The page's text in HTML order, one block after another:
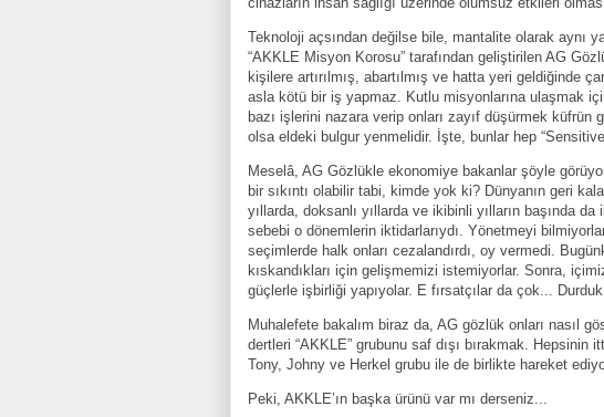
Teknoloji açsından değilse bile, mantalite olarak aynı
“AKKLE Misyon Korosu” tarafından geliştirilen AG
kişilere artırılmış, abartılmış ve hatta yeri geldiğinde
asla kötü bir iş yapmaz. Kutlu misyonlarına ulaşmak
bazı işlerini nazara verip onları zayıf düşürmek
olsa eldeki bulgur yenmelidir. İşte, bunlar hep
Meselâ, AG Gözlükle ekonomiye bakanlar şöyle
bir sıkıntı olabilir tabi, kimde yok ki? Dünyanın geri
yıllarda, doksanlı yıllarda ve ikibinli yılların başında
sebebi o dönemlerin iktidarlarıydı. Yönetmeyi
seçimlerde halk onları cezalandırdı, oy vermedi.
kıskandıkları için gelişmemizi istemiyorlar. Sonra,
güçlerle işbirliği yapıyolar. E fırsatçılar da çok...
Muhalefete bakalım biraz da, AG gözlük onları nasıl
dertleri “AKKLE” grubunu saf dışı bırakmak.
Tony, Johny ve Herkel grubu ile de birlikte hareket
Peki, AKKLE’ın başka ürünü var mı derseniz...